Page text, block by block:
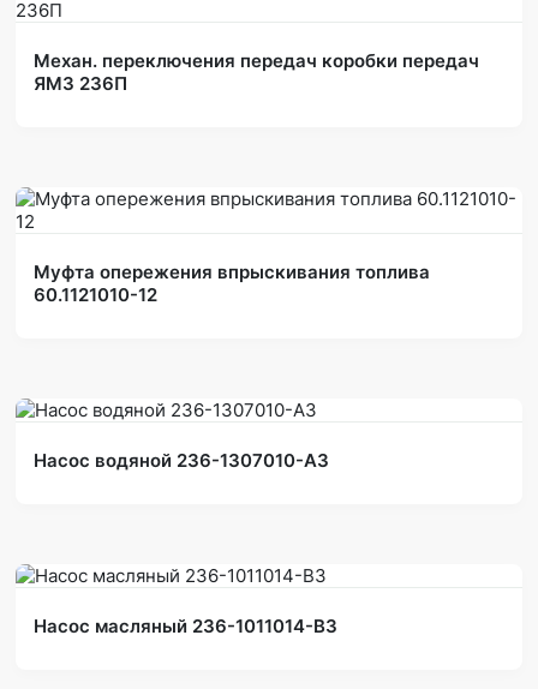
Механ. переключения передач коробки передач
ЯМЗ 236П
Муфта опережения впрыскивания топлива
60.1121010-12
Насос водяной 236-1307010-А3
Насос масляный 236-1011014-В3